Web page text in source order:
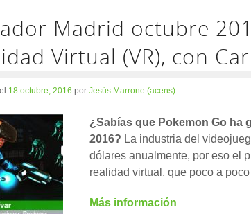
Madrid octubre
Virtual (VR), con
18 octubre, 2016 por Jesús Marrone (acens)
¿Sabías que Pokemon Go ha
2016? La industria del
dólares anualmente, por eso el
realidad virtual, que poco a
Más información